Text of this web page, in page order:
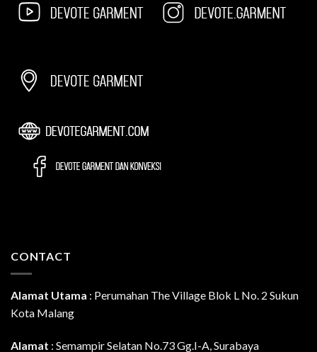
CONTACT
Alamat Utama : Perumahan The Village Blok L No. 2 Sukun
Kota Malang
Alamat : Semampir Selatan No.73 Gg.I-A, Surabaya